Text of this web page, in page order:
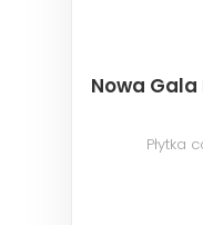
Nowa Gala
Płytka